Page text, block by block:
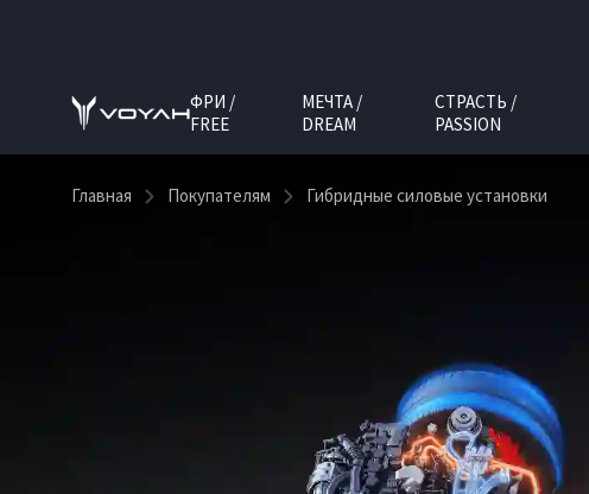
ФРИ /
FREE
МЕЧТА /
DREAM
СТРАСТЬ /
PASSION
Главная Покупателям Гибридные силовые установки